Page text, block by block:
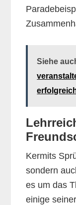
Siehe
Kermits
sondern
es um das
einige